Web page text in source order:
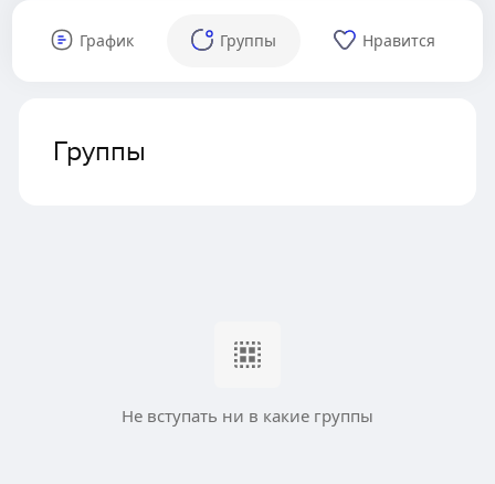
График Группы Нравится
Группы
Не вступать ни в какие группы